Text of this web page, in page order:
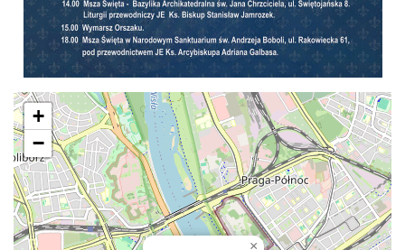
×
+
−